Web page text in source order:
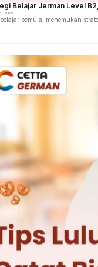
Belajar Jerman Level
2025
pemula, menemukan